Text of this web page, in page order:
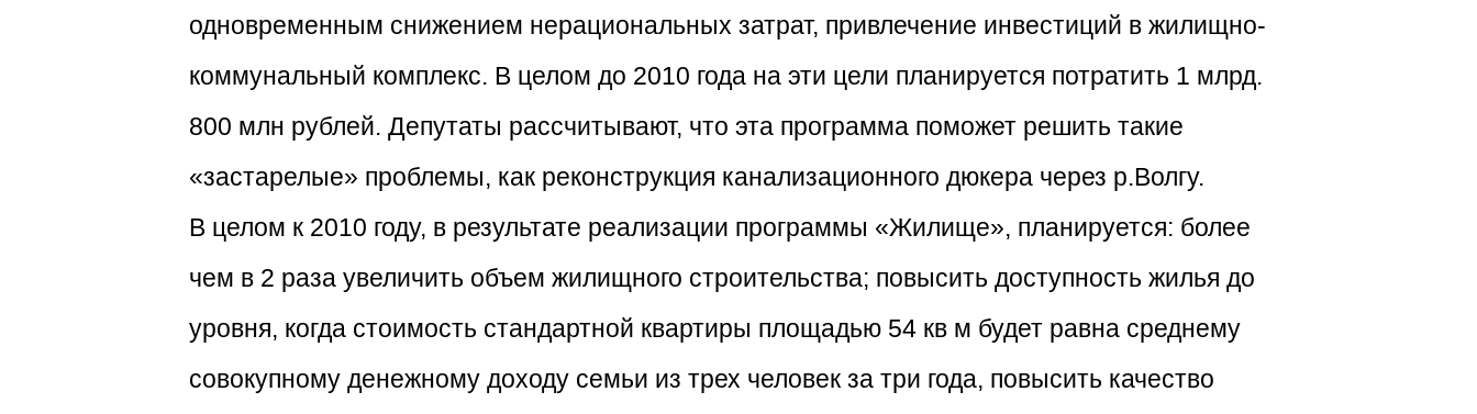
одновременным снижением нерациональных затрат, привлечение инвестиций в жилищно-
коммунальный комплекс. В целом до 2010 года на эти цели планируется потратить 1 млрд.
800 млн рублей. Депутаты рассчитывают, что эта программа поможет решить такие
«застарелые» проблемы, как реконструкция канализационного дюкера через р.Волгу.
В целом к 2010 году, в результате реализации программы «Жилище», планируется: более
чем в 2 раза увеличить объем жилищного строительства; повысить доступность жилья до
уровня, когда стоимость стандартной квартиры площадью 54 кв м будет равна среднему
совокупному денежному доходу семьи из трех человек за три года, повысить качество